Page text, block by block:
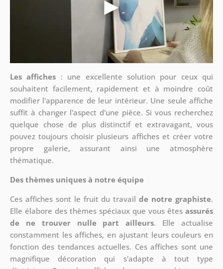
Les affiches : une excellente solution pour ceux qui
souhaitent facilement, rapidement et à moindre coût
modifier l'apparence de leur intérieur. Une seule affiche
suffit à changer l'aspect d'une pièce. Si vous recherchez
quelque chose de plus distinctif et extravagant, vous
pouvez toujours choisir plusieurs affiches et créer votre
propre galerie, assurant ainsi une atmosphère
thématique.
Des thèmes uniques à notre équipe
Ces affiches sont le fruit du travail de notre graphiste.
Elle élabore des thèmes spéciaux que vous êtesassurés
de ne trouver nulle part ailleurs. Elle actualise
constamment les affiches, en ajustant leurs couleurs en
fonction des tendances actuelles. Ces affiches sont une
magnifique décoration qui s'adapte à tout type